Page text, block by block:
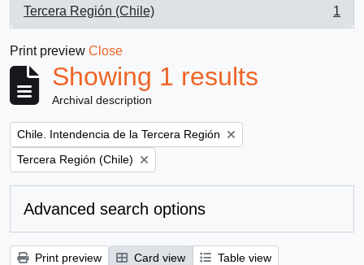
Tercera Región (Chile)
, 1 results
1
Print preview Close
Showing 1 results
Archival description
Remove filter:
Chile. Intendencia de la Tercera Región
Remove filter:
Tercera Región (Chile)
Advanced search options
Print preview Card view
Table view